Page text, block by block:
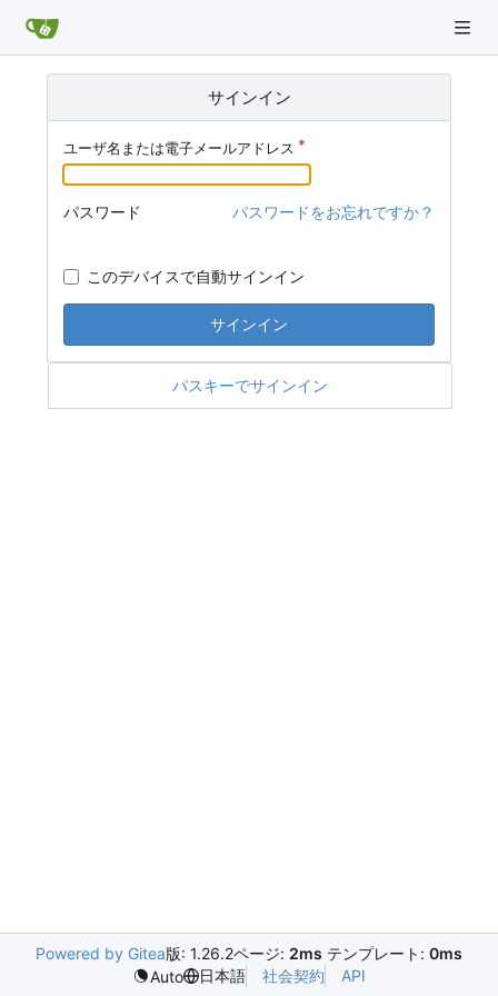
サインイン
ユーザ名または電子メールアドレス
パスワード パスワードをお忘れですか？
このデバイスで自動サインイン
サインイン
パスキーでサインイン
Powered by Gitea版: 1.26.2ページ: 2ms テンプレート: 0ms
Auto
日本語 社会契約 API